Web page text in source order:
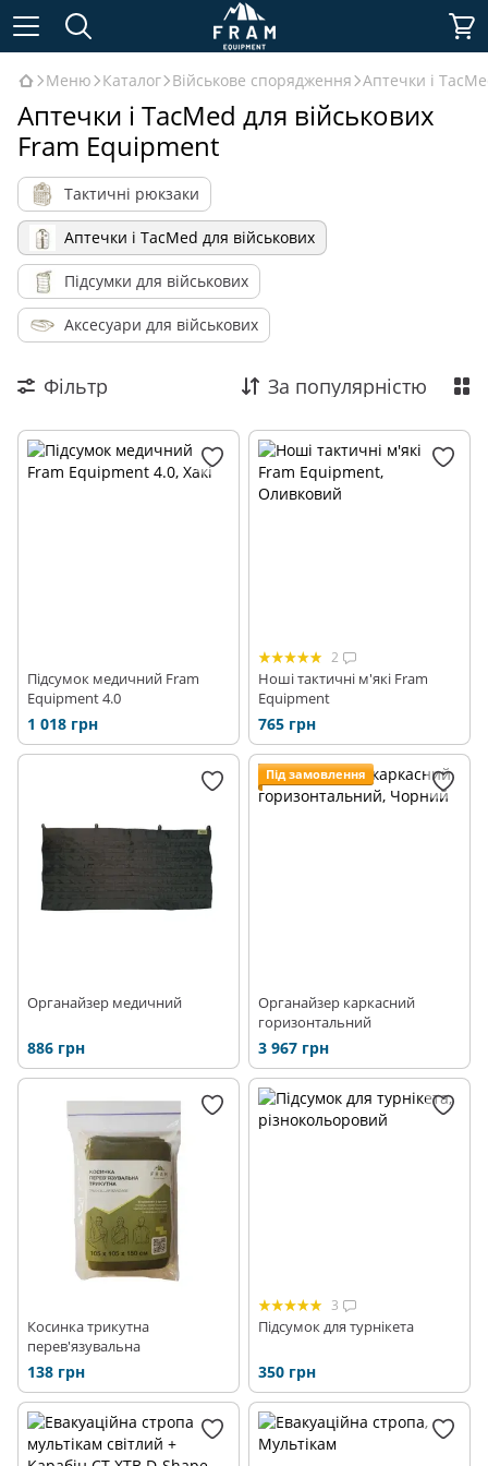
Меню Каталог Військове спорядження Аптечки і
Аптечки і TacMed для військових
Fram Equipment
Тактичні рюкзаки
Аптечки і TacMed для військових
Підсумки для військових
Аксесуари для військових
Фільтр За популярністю
Підсумок медичний Fram
Equipment 4.0
1 018 грн
2
Ноші тактичні м'які Fram
Equipment
765 грн
Органайзер медичний
886 грн
Під замовлення
Органайзер каркасний
горизонтальний
3 967 грн
Косинка трикутна
перев'язувальна
138 грн
3
Підсумок для турнікета
350 грн